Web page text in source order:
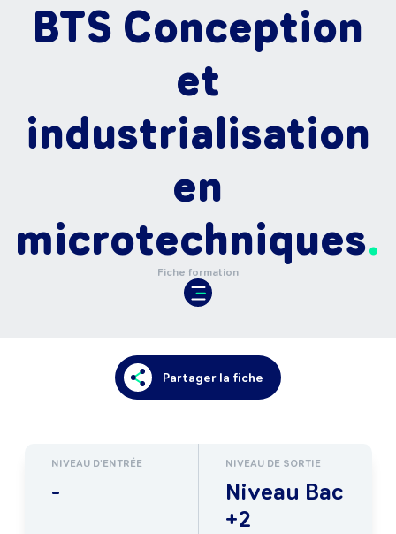
BTS Conception
et
industrialisation
en
microtechniques
Fiche formation
Partager la fiche
NIVEAU D'ENTRÉE
-
NIVEAU DE SORTIE
Niveau Bac
+2